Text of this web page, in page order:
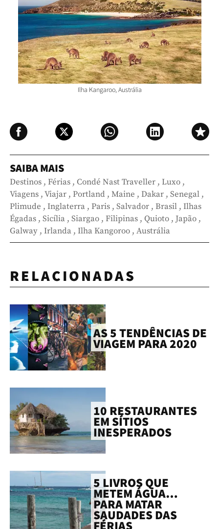
Ilha Kangaroo, Austrália
SAIBA MAIS
Destinos , Férias , Condé Nast Traveller , Luxo ,
Viagens ,Viajar , Portland , Maine , Dakar , Senegal ,
Plimude , Inglaterra , Paris , Salvador , Brasil , Ilhas
Égadas , Sicília , Siargao , Filipinas , Quioto , Japão ,
Galway , Irlanda , Ilha Kangoroo , Austrália
RELACIONADAS
AS 5 TENDÊNCIAS DE
VIAGEM PARA 2020
10 RESTAURANTES
EM SÍTIOS
INESPERADOS
5 LIVROS QUE
METEM ÁGUA…
PARA MATAR
SAUDADES DAS
FÉRIAS